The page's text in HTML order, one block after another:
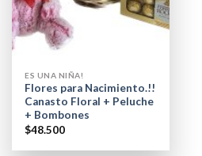
ES UNA NIÑA!
Flores para Nacimiento.!!
Canasto Floral + Peluche
+ Bombones
$48.500